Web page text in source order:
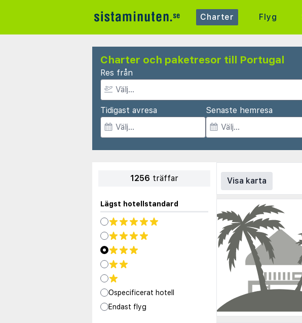
Charter Flyg
Charter och paketresor till Portugal
Res från
Tidigast avresa Senaste hemresa
1256 träffar
Lägst hotellstandard
Ospecificerat hotell
Endast flyg
Visa karta